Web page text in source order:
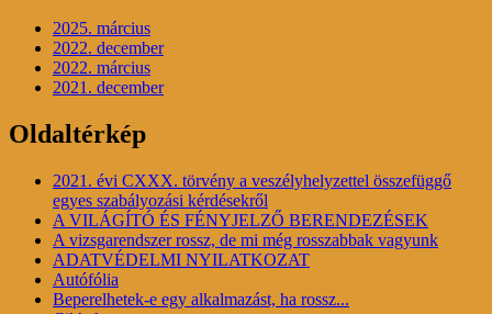
2025. március
2022. december
2022. március
2021. december
Oldaltérkép
2021. évi CXXX. törvény a veszélyhelyzettel összefüggő
egyes szabályozási kérdésekről
A VILÁGÍTÓ ÉS FÉNYJELZŐ BERENDEZÉSEK
A vizsgarendszer rossz, de mi még rosszabbak vagyunk
ADATVÉDELMI NYILATKOZAT
Autófólia
Beperelhetek-e egy alkalmazást, ha rossz...